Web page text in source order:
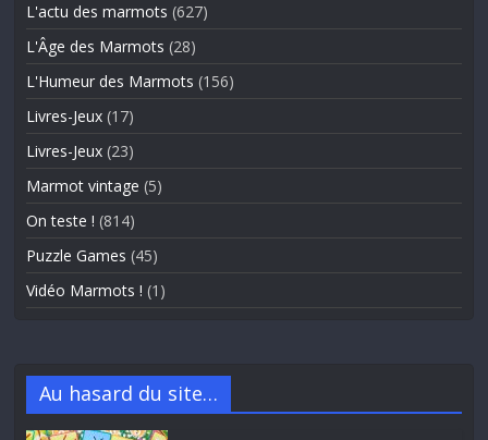
L'actu des marmots (627)
L'Âge des Marmots (28)
L'Humeur des Marmots (156)
Livres-Jeux (17)
Livres-Jeux (23)
Marmot vintage (5)
On teste ! (814)
Puzzle Games (45)
Vidéo Marmots ! (1)
Au hasard du site…